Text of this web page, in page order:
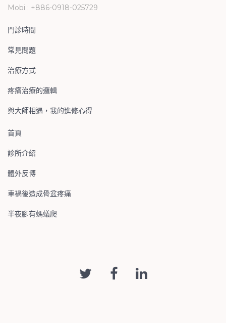
Mobi : +886-0918-025729
門診時間
常見問題
治療方式
疼痛治療的邏輯
與大師相遇，我的進修心得
首頁
診所介紹
體外反博
車禍後造成骨盆疼痛
半夜腳有螞蟻爬